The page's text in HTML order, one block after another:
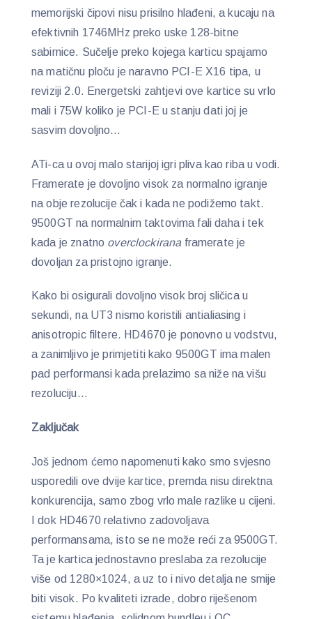
memorijski čipovi nisu prisilno hlađeni, a kucaju na
efektivnih 1746MHz preko uske 128-bitne
sabirnice. Sučelje preko kojega karticu spajamo
na matičnu ploču je naravno PCI-E X16 tipa, u
reviziji 2.0. Energetski zahtjevi ove kartice su vrlo
mali i 75W koliko je PCI-E u stanju dati joj je
sasvim dovoljno…
ATi-ca u ovoj malo starijoj igri pliva kao riba u vodi.
Framerate je dovoljno visok za normalno igranje
na obje rezolucije čak i kada ne podižemo takt.
9500GT na normalnim taktovima fali daha i tek
kada je znatno overclockiranaframerate je
dovoljan za pristojno igranje.
Kako bi osigurali dovoljno visok broj sličica u
sekundi, na UT3 nismo koristili antialiasing i
anisotropic filtere. HD4670 je ponovno u vodstvu,
a zanimljivo je primjetiti kako 9500GT ima malen
pad performansi kada prelazimo sa niže na višu
rezoluciju…
Zaključak
Još jednom ćemo napomenuti kako smo svjesno
usporedili ove dvije kartice, premda nisu direktna
konkurencija, samo zbog vrlo male razlike u cijeni.
I dok HD4670 relativno zadovoljava
performansama, isto se ne može reći za 9500GT.
Ta je kartica jednostavno preslaba za rezolucije
više od 1280×1024, a uz to i nivo detalja ne smije
biti visok. Po kvaliteti izrade, dobro riješenom